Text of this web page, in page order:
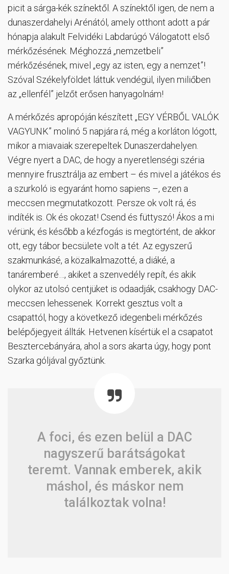
picit a sárga-kék színektől. A színektől igen, de nem a
dunaszerdahelyi Arénától, amely otthont adott a pár
hónapja alakult Felvidéki Labdarúgó Válogatott első
mérkőzésének. Méghozzá „nemzetbeli”
mérkőzésének, mivel „egy az isten, egy a nemzet”!
Szóval Székelyföldet láttuk vendégül, ilyen miliőben
az „ellenfél” jelzőt erősen hanyagolnám!
A mérkőzés apropóján készített „EGY VÉRBŐL VALÓK
VAGYUNK” molinó 5 napjára rá, még a korláton lógott,
mikor a miavaiak szerepeltek Dunaszerdahelyen.
Végre nyert a DAC, de hogy a nyeretlenségi széria
mennyire frusztrálja az embert – és mivel a játékos és
a szurkoló is egyaránt homo sapiens –, ezen a
meccsen megmutatkozott. Persze ok volt rá, és
indíték is. Ok és okozat! Csend és füttyszó! Ákos a mi
vérünk, és később a kézfogás is megtörtént, de akkor
ott, egy tábor becsülete volt a tét. Az egyszerű
szakmunkásé, a közalkalmazotté, a diáké, a
tanáremberé…, akiket a szenvedély repít, és akik
olykor az utolsó centjüket is odaadják, csakhogy DAC-
meccsen lehessenek. Korrekt gesztus volt a
csapattól, hogy a következő idegenbeli mérkőzés
belépőjegyeit állták. Hetvenen kísértük el a csapatot
Besztercebányára, ahol a sors akarta úgy, hogy pont
Szarka góljával győztünk.
A foci, és ezen belül a DAC
nagyszerű barátságokat
teremt. Vannak emberek, akik
máshol, és máskor nem
találkoztak volna!